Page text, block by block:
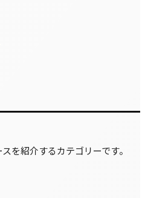
を紹介するカテゴリーです。